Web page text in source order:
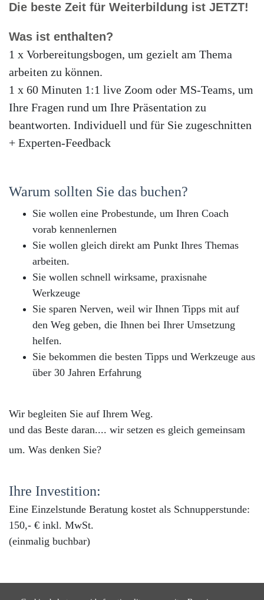
Die beste Zeit für Weiterbildung ist JETZT!
Was ist enthalten?
1 x Vorbereitungsbogen, um gezielt am Thema
arbeiten zu können.
1 x 60 Minuten 1:1 live Zoom oder MS-Teams, um
Ihre Fragen rund um Ihre Präsentation zu
beantworten. Individuell und für Sie zugeschnitten
+ Experten-Feedback
Warum sollten Sie das buchen?
Sie wollen eine Probestunde, um Ihren Coach
vorab kennenlernen
Sie wollen gleich direkt am Punkt Ihres Themas
arbeiten.
Sie wollen schnell wirksame, praxisnahe
Werkzeuge
Sie sparen Nerven, weil wir Ihnen Tipps mit auf
den Weg geben, die Ihnen bei Ihrer Umsetzung
helfen.
Sie bekommen die besten Tipps und Werkzeuge aus
über 30 Jahren Erfahrung
Wir begleiten Sie auf Ihrem Weg.
und das Beste daran.... wir setzen es gleich gemeinsam
um. Was denken Sie?
Ihre Investition:
Eine Einzelstunde Beratung kostet als Schnupperstunde:
150,- € inkl. MwSt.
(einmalig buchbar)